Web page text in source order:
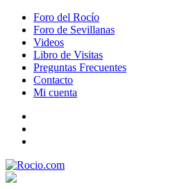
Foro del Rocío
Foro de Sevillanas
Videos
Libro de Visitas
Preguntas Frecuentes
Contacto
Mi cuenta